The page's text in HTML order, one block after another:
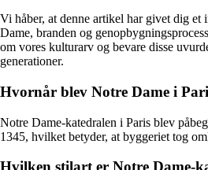
Vi håber, at denne artikel har givet dig
Dame, branden og
om vores kulturarv og bevare disse
generationer.
Hvornår blev Notre Dame i
Notre Dame-katedralen i Paris blev
1345, hvilket betyder, at byggeriet tog